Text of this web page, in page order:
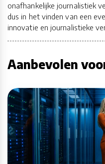
onafhankelijke journalistiek
dus in het vinden van een
innovatie en journalistieke
Aanbevolen